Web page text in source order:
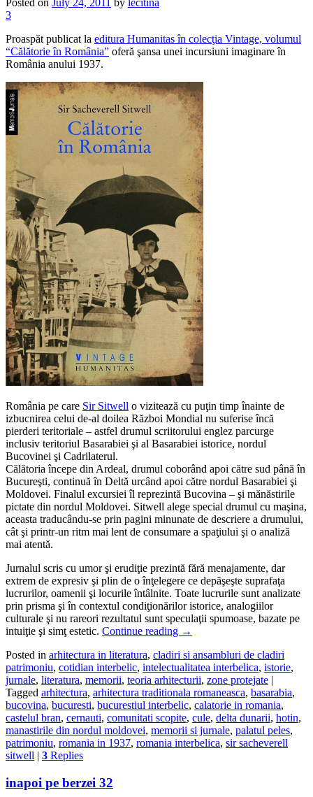
Posted on July 24, 2011 by lecitina
3
Proaspăt publicat la editura Humanitas în colecţia Vintage, volumul
“Călătorie în România” oferă şansa unei incursiuni imaginare în
România anului 1937.
România pe care Sir Sitwell o vizitează cu puţin timp înainte de
izbucnirea celui de-al doilea Război Mondial nu suferise încă
pierderi teritoriale – astfel drumul scriitorului englez parcurge
inclusiv teritoriul Basarabiei şi al Basarabiei istorice, nordul
Bucovinei şi Cadrilaterul.
Călătoria începe din Ardeal, drumul coborând apoi către sud până în
Bucureşti, continuă în Deltă urcând apoi către nordul Basarabiei şi
Moldovei. Finalul excursiei îl reprezintă Bucovina – şi mănăstirile
pictate din nordul Moldovei. Sitwell alege special drumul cu maşina,
aceasta traducându-se prin pagini minunate de descriere a drumului,
cât şi printr-un ritm mai lent de consumare a spaţiului şi o analiză
mai atentă.
Jurnalul scris cu umor şi erudiţie prezintă fără menajamente, dar
extrem de expresiv şi plin de o înţelegere ce depăşeşte suprafaţa
lucrurilor, oamenii şi locurile întâlnite. Toate lucrurile sunt analizate
prin prisma şi în contextul condiţionărilor istorice, analogiilor
culturale şi nu rareori rezultatul sunt speculaţii spumoase, bazate pe
intuiţie şi simţ estetic. Continue reading →
Posted in arhitectura in literatura, cladiri si ansambluri de cladiri
patrimoniu, cotidian interbelic, intelectualitatea interbelica, istorie,
jurnale, literatura, memorii, teoria arhitecturii, zone protejate |
Tagged arhitectura, arhitectura traditionala romaneasca, basarabia,
bucovina, bucuresti, bucurestiul interbelic, calatorie in romania,
castelul bran, cernauti, comunitati scopite, cule, delta dunarii, hotin,
manastirile din nordul moldovei, memorii si jurnale, palatul peles,
patrimoniu, romania in 1937, romania interbelica, sir sacheverell
sitwell | 3 Replies
inapoi pe berzei 32